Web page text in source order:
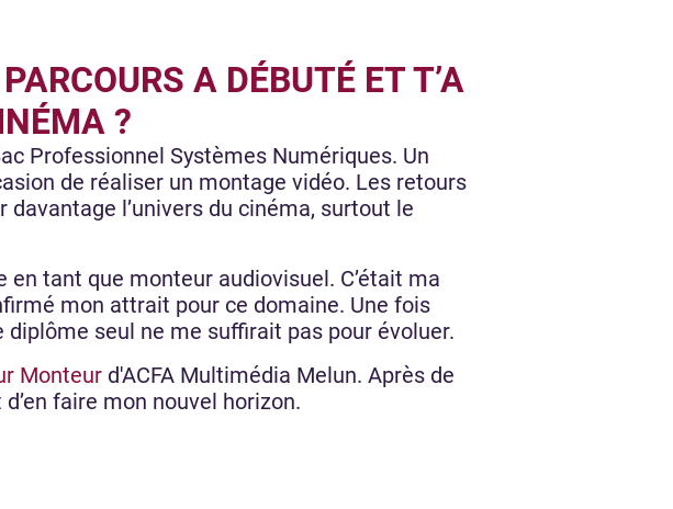
A DÉBUTÉ ET T’A
?
Professionnel Systèmes Numériques. Un
de réaliser un montage vidéo. Les retours
davantage l’univers du cinéma, surtout le
en tant que monteur audiovisuel. C’était ma
mon attrait pour ce domaine. Une fois
diplôme seul ne me suffirait pas pour évoluer.
Monteur d'ACFA Multimédia Melun. Après de
faire mon nouvel horizon.